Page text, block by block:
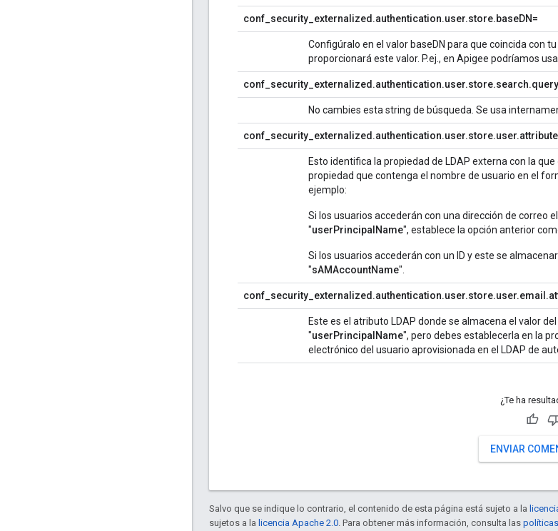
conf_security_externalized.authentication.user.store.baseDN=
Configúralo en el valor baseDN para que coincida con
proporcionará este valor. P.ej., en Apigee podríamos
No cambies esta string de búsqueda. Se usa
Esto identifica la propiedad de LDAP externa con la
propiedad que contenga el nombre de usuario en el
ejemplo:
Si los usuarios accederán con una dirección de correo
"userPrincipalName", establece la opción anterior
Si los usuarios accederán con un ID y este se
"sAMAccountName".
Este es el atributo LDAP donde se almacena el valor
"userPrincipalName", pero debes establecerla en la
electrónico del usuario aprovisionada en el LDAP de
¿Te ha
ENVIAR
Salvo que se indique lo contrario, el contenido de esta página está sujeto a la
sujetos a la licencia Apache 2.0. Para obtener más información, consulta las